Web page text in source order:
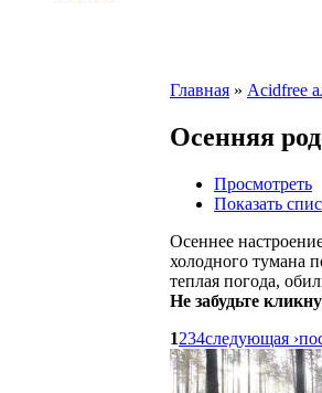
Главная » Acidfree
Осенняя
Просмотреть
Показать
Осеннее
холодного тумана
теплая погода,
Не забудьте
1234следующая ›